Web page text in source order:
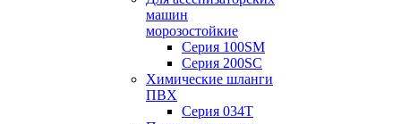
машин
морозостойкие
Серия 100SM
Серия 200SС
Химические шланги
ПВХ
Серия 034Т